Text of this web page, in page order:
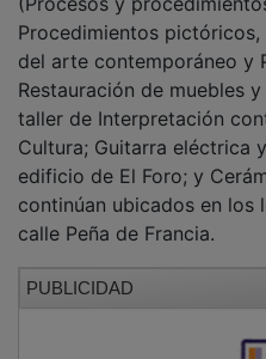
Procedimientos pictóricos,
del arte contemporáneo y
Restauración de muebles
taller de Interpretación
Cultura; Guitarra eléctrica
edificio de El Foro; y
continúan ubicados en los
calle Peña de Francia.